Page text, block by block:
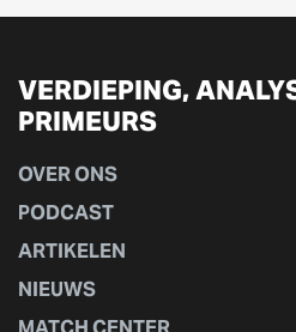
VERDIEPING,
PRIMEURS
OVER ONS
PODCAST
ARTIKELEN
NIEUWS